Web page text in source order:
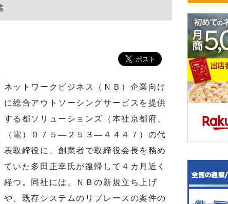
ネットワークビジネス（ＮＢ）企業向け
に総合アウトソーシングサービスを提供
する都ソリューションズ（本社京都府、
（電）０７５―２５３―４４４７）の代
表取締役に、創業者で取締役会長を務め
ていた多田正幸氏が復帰して４カ月近く
経つ。同社には、ＮＢの新規立ち上げ
や、既存システムのリプレースの案件の